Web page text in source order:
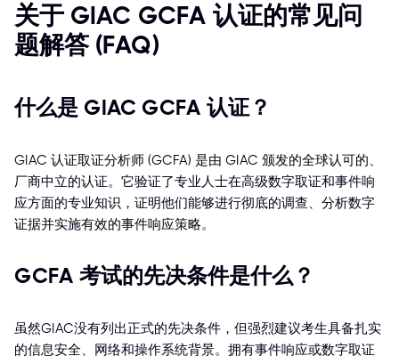
关于 GIAC GCFA 认证的常见问
题解答 (FAQ)
什么是 GIAC GCFA 认证？
GIAC 认证取证分析师 (GCFA) 是由 GIAC 颁发的全球认可的、
厂商中立的认证。它验证了专业人士在高级数字取证和事件响
应方面的专业知识，证明他们能够进行彻底的调查、分析数字
证据并实施有效的事件响应策略。
GCFA 考试的先决条件是什么？
虽然GIAC没有列出正式的先决条件，但强烈建议考生具备扎实
的信息安全、网络和操作系统背景。拥有事件响应或数字取证